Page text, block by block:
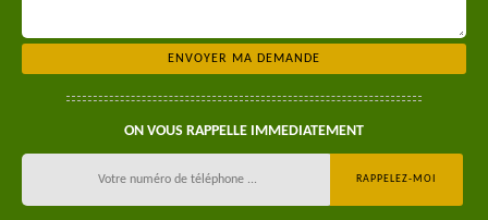
ON VOUS RAPPELLE IMMEDIATEMENT